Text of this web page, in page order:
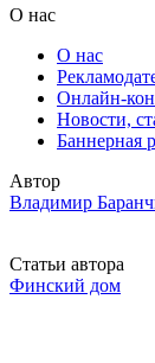
О нас
О нас
Онлайн-
Новости,
Баннерная
Автор
Владимир
Статьи автора
Финский дом